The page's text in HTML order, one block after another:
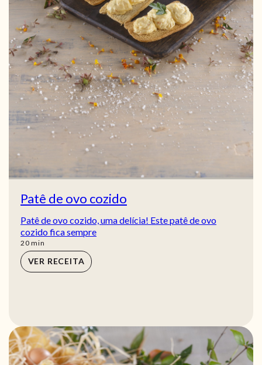
Patê de ovo cozido
Patê de ovo cozido, uma delícia! Este patê de ovo
cozido fica sempre
20min
min
VER RECEITA